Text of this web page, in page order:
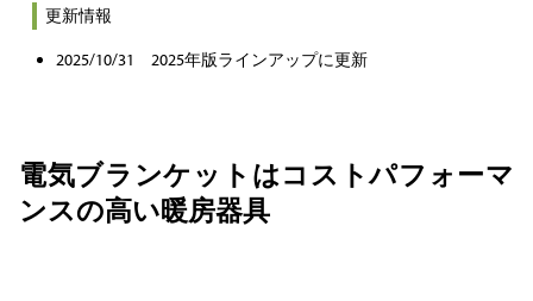
更新情報
2025/10/31 2025年版ラインアップに更新
電気ブランケットはコストパフォーマ
ンスの高い暖房器具